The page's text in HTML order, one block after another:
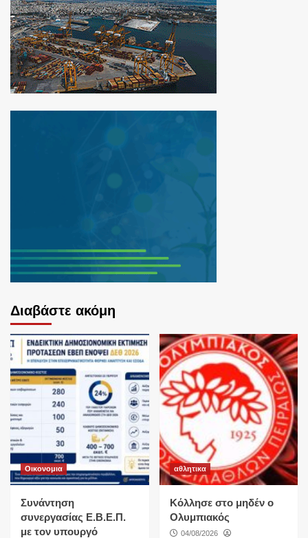
Διαβάστε ακόμη
Οικονομια
Συνάντηση
συνεργασίας Ε.Β.Ε.Π.
με τον υπουργό
αθλητικα
Κόλλησε στο μηδέν ο
Ολυμπιακός
04/08/2026